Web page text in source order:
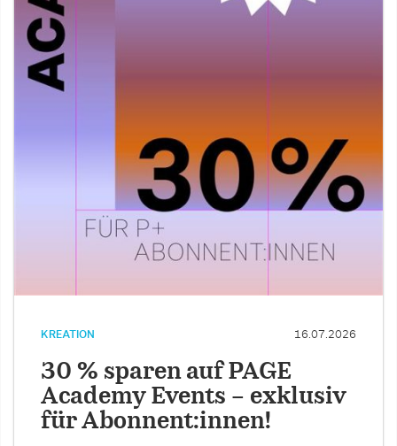
KREATION 16.07.2026
30 % sparen auf PAGE
Academy Events – exklusiv
für Abonnent:innen!